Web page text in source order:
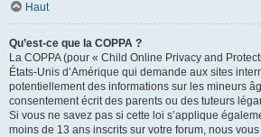
Haut
Qu’est-ce que la COPPA ?
La COPPA (pour « Child Online Privacy and
États-Unis d’Amérique qui demande aux sites
potentiellement des informations sur les mineurs
consentement écrit des parents ou des tuteurs
Si vous ne savez pas si cette loi s’applique
moins de 13 ans inscrits sur votre forum, nous